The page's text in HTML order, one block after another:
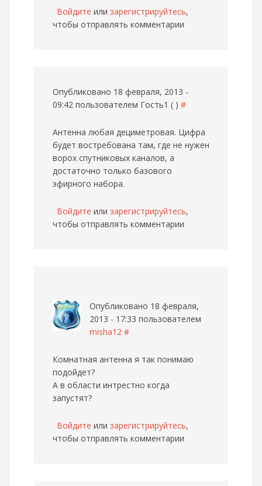
Войдите или зарегистрируйтесь,
чтобы отправлять комментарии
Опубликовано 18 февраля, 2013 -
09:42 пользователем Гость1 ( ) #
Антенна любая дециметровая. Цифра
будет востребована там, где не нужен
ворох спутниковых каналов, а
достаточно только базового
эфирного набора.
Войдите или зарегистрируйтесь,
чтобы отправлять комментарии
Опубликовано 18 февраля,
2013 - 17:33 пользователем
misha12 #
Комнатная антенна я так понимаю
подойдет?
А в области интрестно когда
запустят?
Войдите или зарегистрируйтесь,
чтобы отправлять комментарии